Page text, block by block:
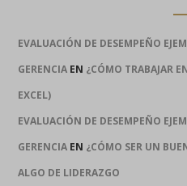
EVALUACIÓN DE DESEMPEÑO
GERENCIA EN ¿CÓMO TRABAJAR
EXCEL)
EVALUACIÓN DE DESEMPEÑO
GERENCIA EN ¿CÓMO SER UN
ALGO DE LIDERAZGO